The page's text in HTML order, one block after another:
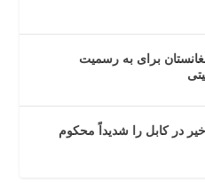
برای به رسمیت
در کابل را شدیداً محکوم